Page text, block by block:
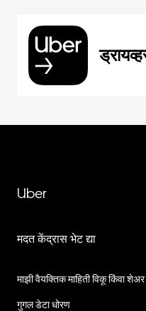
Uber
मदत केंद्रास भेट द्या
माझी वैयक्तिक माहिती विकू किंवा
गुगल डेटा धोरण